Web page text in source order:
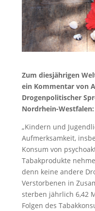
Zum diesjährigen
ein Kommentar von
Drogenpolitischer
Nordrhein-Westfalen:
„Kindern und
Aufmerksamkeit,
Konsum von
Tabakprodukte
denn keine andere
Verstorbenen in
sterben jährlich 6,42
Folgen des